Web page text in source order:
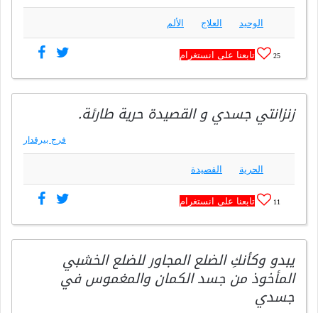
الوحيد العلاج الألم
25 تابعنا على انستغرام
زنزانتي جسدي و القصيدة حرية طارئة.
فرج بيرقدار
الحرية القصيدة
11 تابعنا على انستغرام
يبدو وكأنكِ الضلع المجاور للضلع الخشبي
المأخوذ من جسد الكمان والمغموس في
جسدي